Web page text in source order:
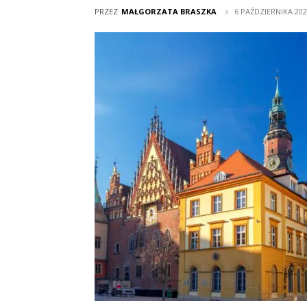
PRZEZ MAŁGORZATA BRASZKA 6 PAŹDZIERNIKA